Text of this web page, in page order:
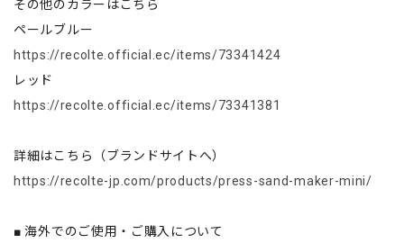
その他のカラーはこちら
ペールブルー
https://recolte.official.ec/items/73341424
レッド
https://recolte.official.ec/items/73341381
詳細はこちら（ブランドサイトへ）
https://recolte-jp.com/products/press-sand-maker-mini/
■ 海外でのご使用・ご購入について